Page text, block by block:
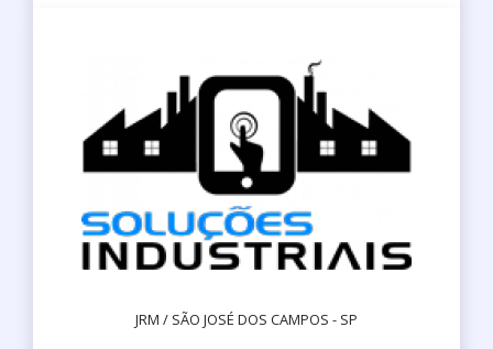
JRM / SÃO JOSÉ DOS CAMPOS - SP